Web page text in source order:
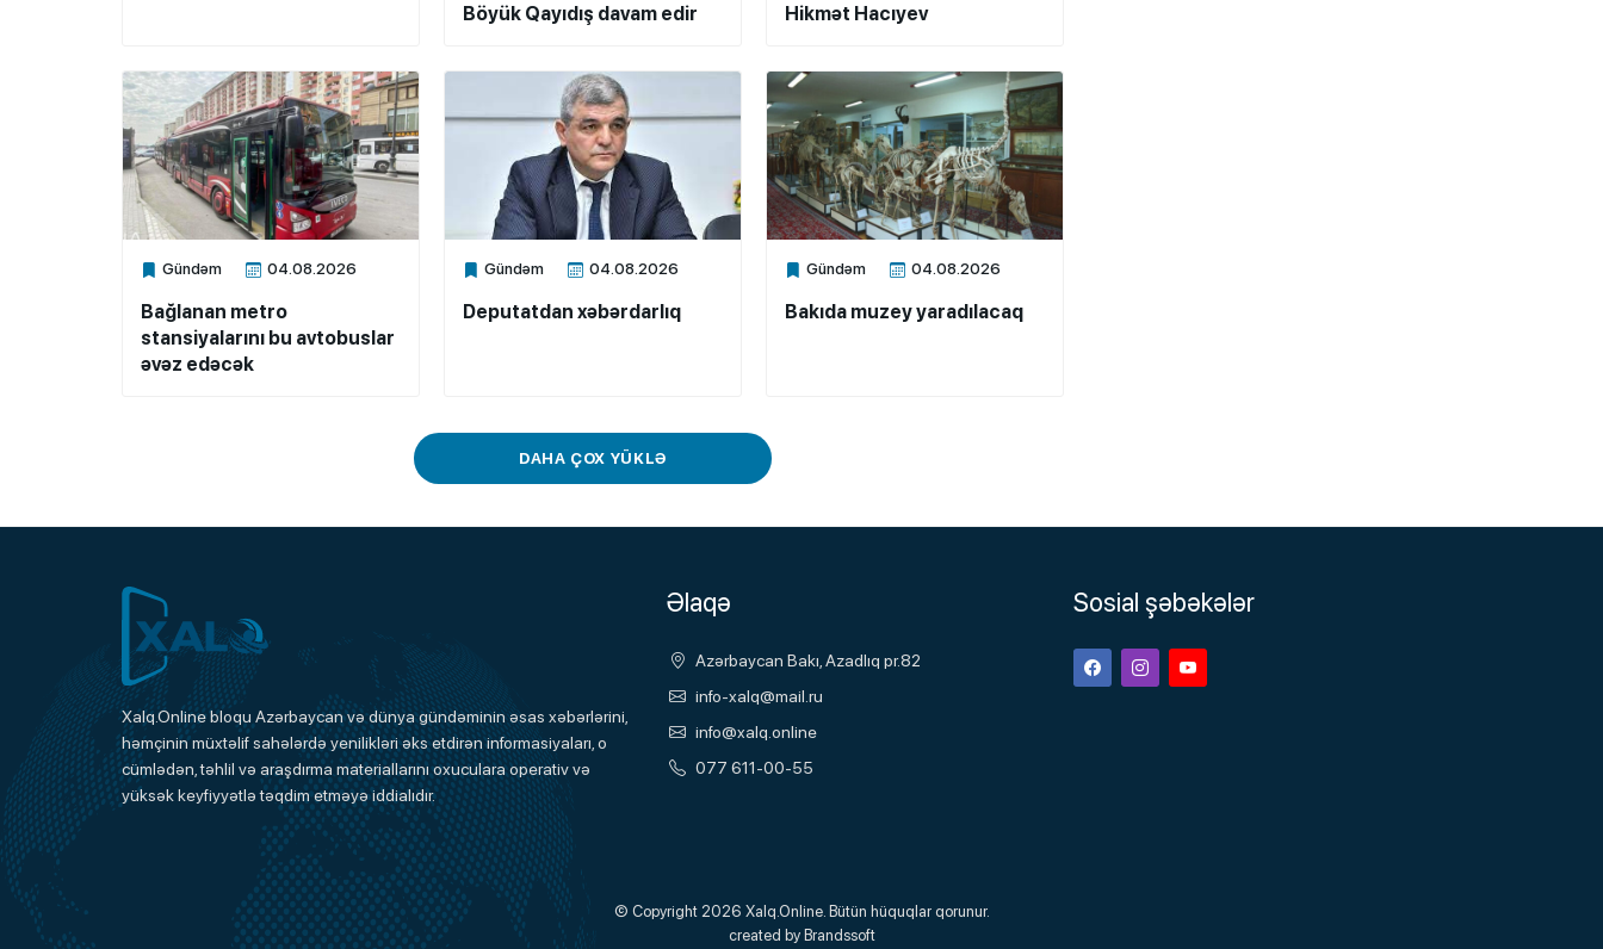
Böyük Qayıdış davam edir
Hikmət Hacıyev
Gündəm 04.08.2026
Xalq.Online
Bağlanan metro
stansiyalarını bu avtobuslar
əvəz edəcək
Gündəm 04.08.2026
Xalq.Online
Deputatdan xəbərdarlıq
Gündəm 04.08.2026
Xalq.Online
Bakıda muzey yaradılacaq
DAHA ÇOX YÜKLƏ
Xalq.Online
Onlayn Platforma
Xalq.Online bloqu Azərbaycan və dünya gündəminin əsas xəbərlərini,
həmçinin müxtəlif sahələrdə yenilikləri əks etdirən informasiyaları, o
cümlədən, təhlil və araşdırma materiallarını oxuculara operativ və
yüksək keyfiyyətlə təqdim etməyə iddialıdır.
Əlaqə
Azərbaycan Bakı, Azadlıq pr.82
info-xalq@mail.ru
info@xalq.online
077 611-00-55
Sosial şəbəkələr
FacebookInstagramYoutube
© Copyright 2026 Xalq.Online. Bütün hüquqlar qorunur.
created by Brandssoft